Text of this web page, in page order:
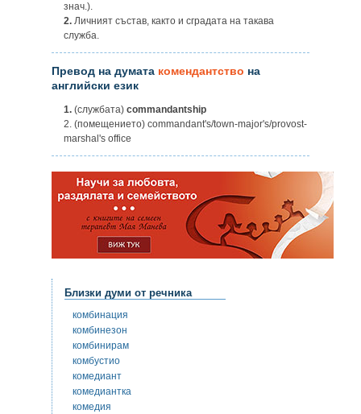
знач.).
2. Личният състав, както и сградата на такава
служба.
Превод на думата комендантство на
английски език
1. (службата) commandantship
2. (помещението) commandant's/town-major's/provost-
marshal's office
Близки думи от речника
комбинация
комбинезон
комбинирам
комбустио
комедиант
комедиантка
комедия